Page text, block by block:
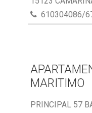
610304086/
MARITIMO
PRINCIPAL 57